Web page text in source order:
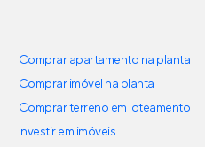
Comprar apartamento na planta
Comprar imóvel na planta
Comprar terreno em loteamento
Investir em imóveis